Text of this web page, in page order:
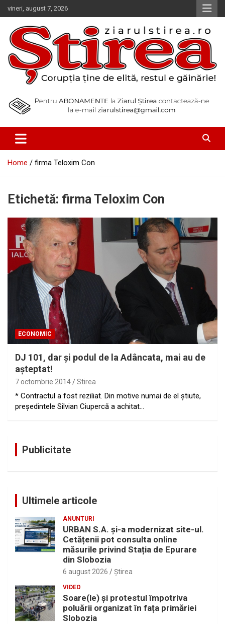
Skip
to
content
vineri, august 7, 2026
Ziarul Știrea
Home firma Teloxim Con
Etichetă: firma Teloxim Con
ECONOMIC
DJ 101, dar şi podul de la Adâncata, mai au de
aşteptat!
7 octombrie 2014 Stirea
* Contractul a fost reziliat. Din motive numai de el ştiute,
preşedintele Silvian Ciupercă a achitat…
Publicitate
Ultimele articole
ANUNTURI
URBAN S.A. și-a modernizat site-ul.
Cetățenii pot consulta online
măsurile privind Stația de Epurare
din Slobozia
6 august 2026 Ştirea
VIDEO
Soare(le) și protestul împotriva
poluării organizat în fața primăriei
Slobozia